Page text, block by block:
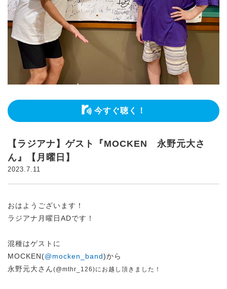
今すぐ聴く！
【ラジアナ】ゲスト『MOCKEN 永野元大さ
ん』【月曜日】
2023.7.11
おはようございます！
ラジアナ月曜日ADです！
混種はゲストに
MOCKEN(@mocken_band)から
永野元大さん(@mthr_126)にお越し頂きました！